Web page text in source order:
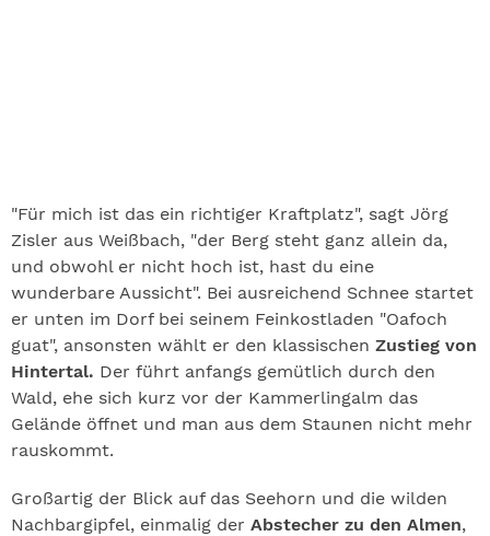
"Für mich ist das ein richtiger Kraftplatz", sagt Jörg
Zisler aus Weißbach, "der Berg steht ganz allein da,
und obwohl er nicht hoch ist, hast du eine
wunderbare Aussicht". Bei ausreichend Schnee startet
er unten im Dorf bei seinem Feinkostladen "Oafoch
guat", ansonsten wählt er den klassischen Zustieg von
Hintertal. Der führt anfangs gemütlich durch den
Wald, ehe sich kurz vor der Kammerlingalm das
Gelände öffnet und man aus dem Staunen nicht mehr
rauskommt.
Großartig der Blick auf das Seehorn und die wilden
Nachbargipfel, einmalig der Abstecher zu den Almen,